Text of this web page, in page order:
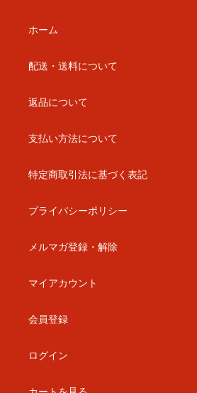
ホーム
配送・送料について
返品について
支払い方法について
特定商取引法に基づく表記
プライバシーポリシー
メルマガ登録・解除
マイアカウント
会員登録
ログイン